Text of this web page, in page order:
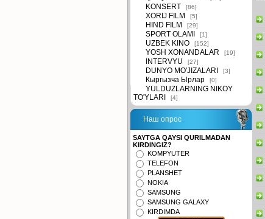
KONSERT [86]
XORIJ FILM [5]
HIND FILM [29]
SPORT OLAMI [1]
UZBEK KINO [152]
YOSH XONANDALAR [19]
INTERVYU [27]
DUNYO MO'JIZALARI [3]
Кыргызча Ырлар [0]
YULDUZLARNING NIKOY
TO'YLARI
[4]
Наш опрос
SAYTGA QAYSI QURILMADAN
KIRDINGIZ?
KOMPYUTER
TELEFON
PLANSHET
NOKIA
SAMSUNG
SAMSUNG GALAXY
KIRDIMDA